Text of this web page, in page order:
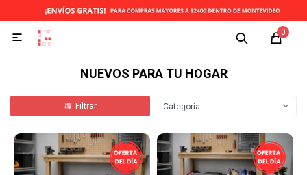
0

NUEVOS PARA TU HOGAR
Categoría